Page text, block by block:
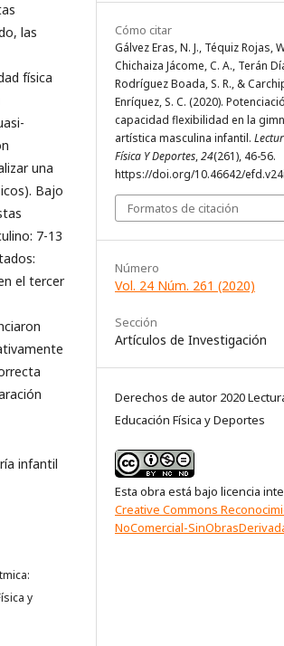
las
física
una
Bajo
7-13
el tercer
infantil
y
Cómo citar
Gálvez Eras, N. J., Téquiz Rojas,
Chichaiza Jácome, C. A., Terán
Rodríguez Boada, S. R., &
Enríquez, S. C. (2020).
capacidad flexibilidad en la
artística masculina infantil.
Física Y Deportes,24(261), 46-56.
https://doi.org/10.46642/
Formatos de citación
Número
Vol. 24 Núm. 261 (2020)
Sección
Artículos de Investigación
Derechos de autor 2020
Educación Física y Deportes
Esta obra está bajo licencia
Creative Commons
NoComercial-